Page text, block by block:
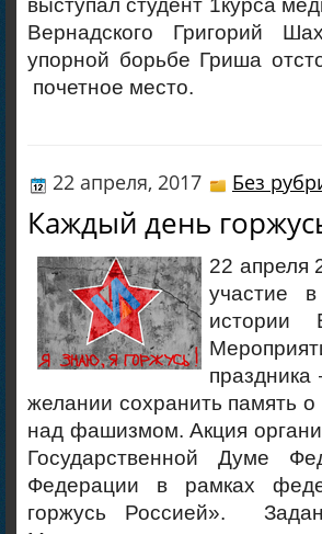
Вернадского Григорий
упорной борьбе Гриша
почетное место.
22 апреля, 2017 Без
Каждый день
22 апреля
участие
истории
желании сохранить память о
над фашизмом. Акция
Государственной Думе
Федерации в рамках
горжусь Россией».